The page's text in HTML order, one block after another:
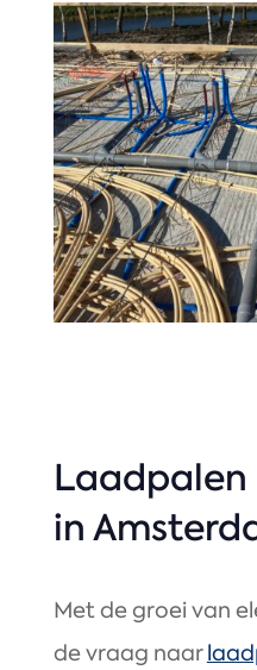
in
Met de groei van
de vraag naar